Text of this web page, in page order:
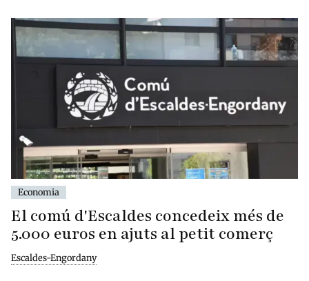
Economia
El comú d'Escaldes concedeix més de
5.000 euros en ajuts al petit comerç
Escaldes-Engordany